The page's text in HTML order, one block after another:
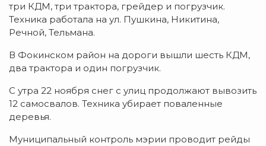
три КДМ, три трактора, грейдер и погрузчик.
Техника работала на ул. Пушкина, Никитина,
Речной, Тельмана.
В Фокинском район на дороги вышли шесть КДМ,
два трактора и один погрузчик.
С утра 22 ноября снег с улиц продолжают вывозить
12 самосвалов. Техника убирает поваленные
деревья.
Муниципальный контроль мэрии проводит рейды